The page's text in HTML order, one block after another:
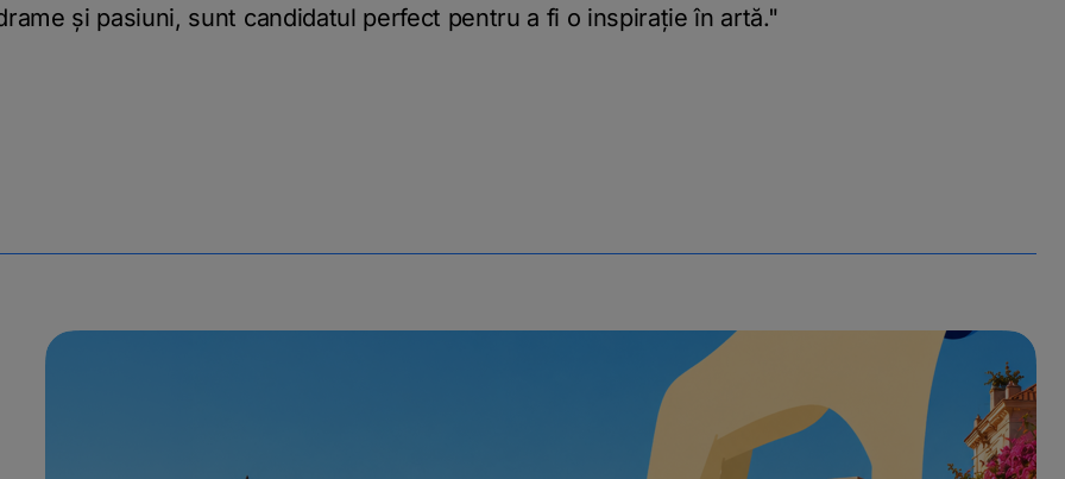
și pasiuni, sunt candidatul perfect pentru a fi o inspirație în artă."